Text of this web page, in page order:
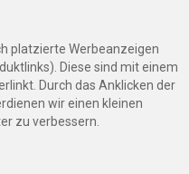
platzierte Werbeanzeigen
Diese sind mit einem
Durch das Anklicken der
wir einen kleinen
zu verbessern.